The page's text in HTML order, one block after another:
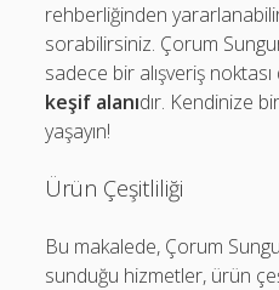
rehberliğinden
sorabilirsiniz. Çorum
sadece bir alışveriş
keşif alanıdır. Kendinize
yaşayın!
Ürün Çeşitliliği
Bu makalede, Çorum
sunduğu hizmetler, ürün